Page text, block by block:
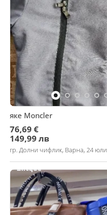
яке Moncler
76,69 €
149,99 лв
гр. Долни чифлик, Варна, 24 юли